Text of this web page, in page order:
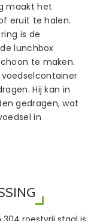
maakt het
eruit te halen.
is de
lunchbox
te maken.
Hij kan in
gedragen, wat
in